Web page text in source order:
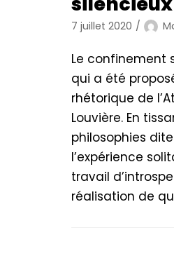
7 juillet 2020
Le confinement
qui a été
rhétorique de
Louvière. En
philosophies
l’expérience
travail
réalisation de